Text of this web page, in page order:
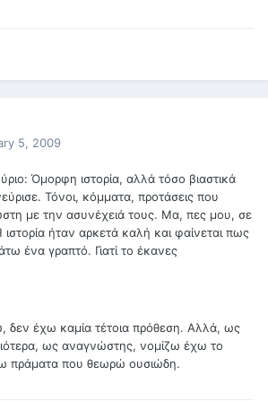
5, 2009
Όμορφη ιστορία, αλλά τόσο βιαστικά
Τόνοι, κόμματα, προτάσεις που
με την ασυνέχειά τους. Μα, πες μου, σε
ήταν αρκετά καλή και φαίνεται πως
ένα γραπτό. Γιατί το έκανες
δεν έχω καμία τέτοια πρόθεση. Αλλά, ως
ως αναγνώστης, νομίζω έχω το
πράματα που θεωρώ ουσιώδη.